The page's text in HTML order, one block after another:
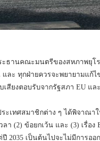
ะธานคณะมนตรีของสหภาพยุโ
ะ ทุกฝ่ายควรจะพยายามแก้ไ
สียงตอบรับจากรัฐสภา EU แ
ะเทศสมาชิกต่าง ๆ ได้พิจาณา
า (2) ข้อยกเว้น และ (3) เรื่อ
2035 เป็นต้นไปจะไม่มีการ